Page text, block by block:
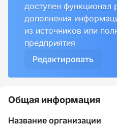
доступен функционал
дополнения
из источников или
предприятия
Редактировать
Общая информация
Название организации